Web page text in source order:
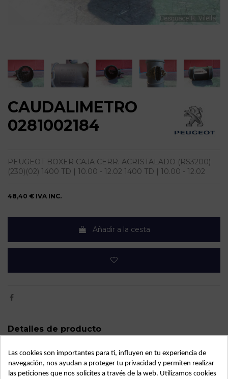
CAUDALIMETRO
0281002184
PEUGEOT BOXER CAJA CERR. ACRISTALADO (RS3200)
(230)(02) 1400 TD | 10.00 - 12.02 1400 TD | 10.00 - 12.02
48,40 € IVA INC.
Añadir a la cesta
Detalles de producto
OEM:
0281002184
Año fabricación
2001
Las cookies son importantes para ti, influyen en tu experiencia de
navegación, nos ayudan a proteger tu privacidad y permiten realizar
las peticiones que nos solicites a través de la web. Utilizamos cookies